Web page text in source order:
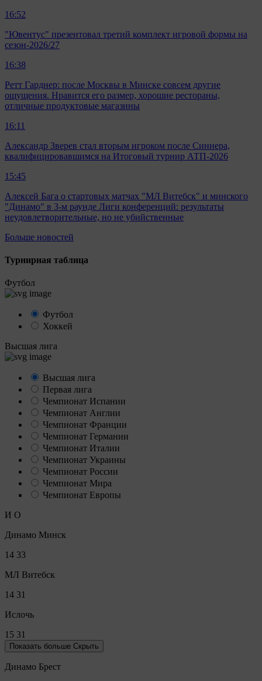
16:52
"Ювентус" презентовал третий комплект игровой формы на
сезон-2026/27
16:38
Ретт Гарднер: после Москвы в Минске совсем другие
ощущения. Нравится его размер, хорошие рестораны,
отличные продуктовые магазины
16:11
Александр Зверев стал вторым игроком после Синнера,
квалифицировавшимся на Итоговый турнир АТП-2026
15:45
Алексей Бага о стартовых матчах "МЛ Витебск" и минского
"Динамо" в 3-м раунде Лиги конференций: результаты
неудовлетворительные, но не убийственные
Больше новостей
Турнирная таблица
Футбол
Футбол
Хоккей
Высшая лига
Высшая лига
Первая лига
Чемпионат Испании
Чемпионат Англии
Чемпионат Франции
Чемпионат Германии
Чемпионат Италии
Чемпионат Украины
Чемпионат России
Чемпионат Мира
Чемпионат Европы
И О
Динамо Минск
14 33
МЛ Витебск
14 31
Ислочь
15 31
Показать больше Скрыть
Динамо Брест